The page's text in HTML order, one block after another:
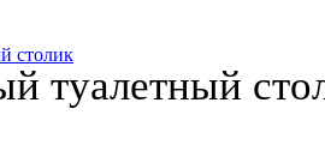
столик
туалетный